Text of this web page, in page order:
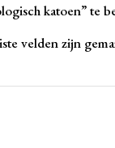
katoen” te
velden zijn